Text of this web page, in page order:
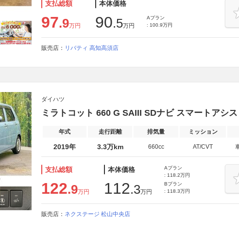
支払総額
97.9万円
本体価格
90.5万円
Aプラン
: 100.9万円
販売店： リバティ 高知高須店
ダイハツ
ミラトコット 660 G SAIII SDナビ スマートアシ
年式 走行距離 排気量 ミッション
2019年 3.3万km 660cc AT/CVT
支払総額
122.9万円
本体価格
112.3万円
Aプラン
: 118.2万円
Bプラン
: 118.3万円
販売店： ネクステージ 松山中央店